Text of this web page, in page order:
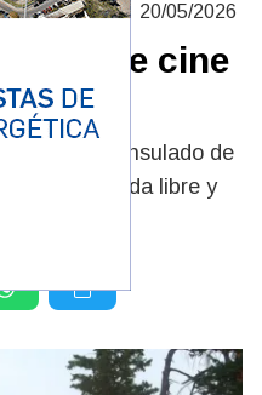
FUNCIÓN | 20/05/2026
ciclo de cine
FAB, el Consulado de
Entrada libre y